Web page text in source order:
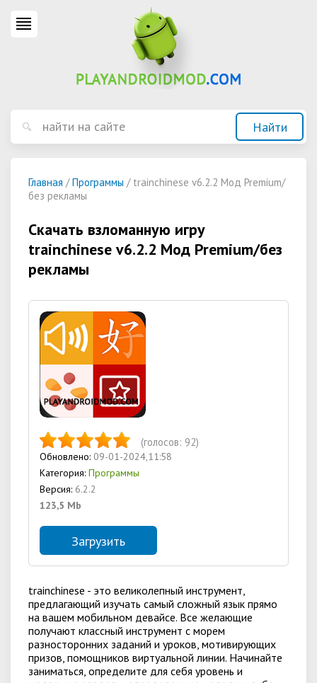
Главная /Программы / trainchinese v6.2.2 Мод Premium/
без рекламы
Скачать взломанную игру
trainchinese v6.2.2 Мод Premium/без
рекламы
(голосов: 92)
Обновлено: 09-01-2024,11:58
Категория: Программы
Версия: 6.2.2
123,5 Mb
Загрузить
trainchinese - это великолепный инструмент,
предлагающий изучать самый сложный язык прямо
на вашем мобильном девайсе. Все желающие
получают классный инструмент с морем
разносторонних заданий и уроков, мотивирующих
призов, помощников виртуальной линии. Начинайте
заниматься, определите для себя уровень и